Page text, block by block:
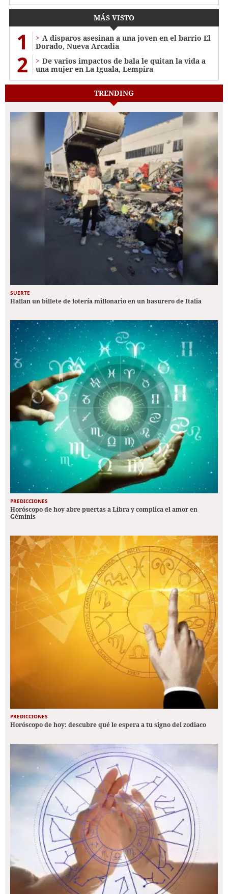
MÁS VISTO
1
A disparos asesinan a una joven en el barrio El
Dorado, Nueva Arcadia
2
De varios impactos de bala le quitan la vida a
una mujer en La Iguala, Lempira
TRENDING
SUERTE
Hallan un billete de lotería millonario en un basurero de Italia
PREDICCIONES
Horóscopo de hoy abre puertas a Libra y complica el amor en
Géminis
PREDICCIONES
Horóscopo de hoy: descubre qué le espera a tu signo del zodiaco